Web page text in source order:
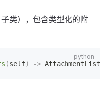
子类），包含类型化的附
(self) -> AttachmentList